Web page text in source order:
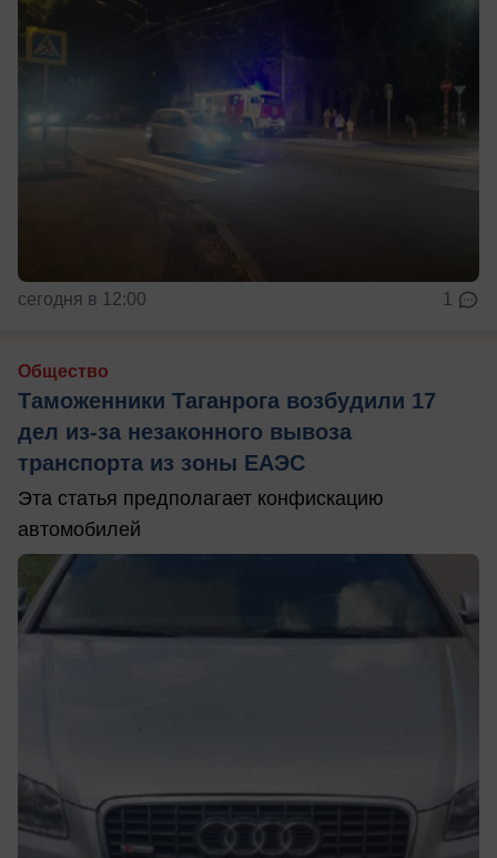
сегодня в 12:00 1
Общество
Таможенники Таганрога возбудили 17
дел из-за незаконного вывоза
транспорта из зоны ЕАЭС
Эта статья предполагает конфискацию
автомобилей